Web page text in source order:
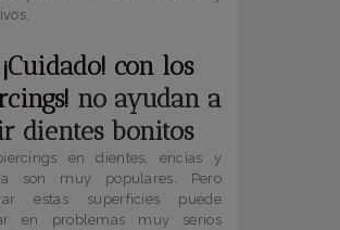
con los
no ayudan a
dientes bonitos
en dientes, encías y
son muy populares. Pero
estas superficies puede
en problemas muy serios